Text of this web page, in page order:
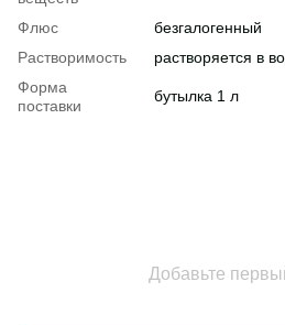
Флюс
безгалогенный
Растворимость
растворяется в
Форма
поставки
бутылка 1 л
Добавьте